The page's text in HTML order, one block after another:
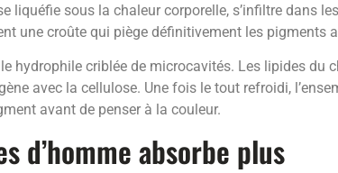
liquéfie sous la chaleur corporelle, s’infiltre dans
une croûte qui piège définitivement les pigments
hydrophile criblée de microcavités. Les lipides
avec la cellulose. Une fois le tout refroidi,
avant de penser à la couleur.
d’homme absorbe plus